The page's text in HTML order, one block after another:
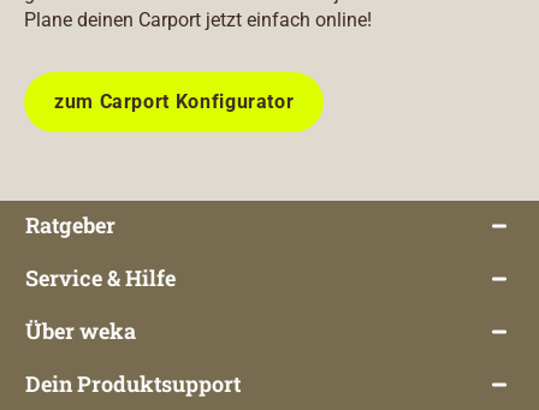
Plane deinen Carport jetzt einfach online!
zum Carport Konfigurator
Ratgeber
Service & Hilfe
Über weka
Dein Produktsupport